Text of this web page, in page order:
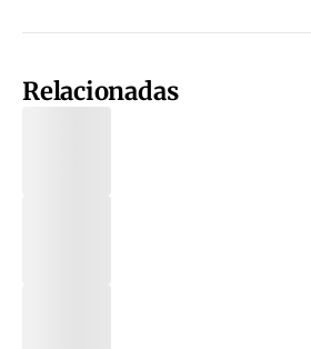
Relacionadas